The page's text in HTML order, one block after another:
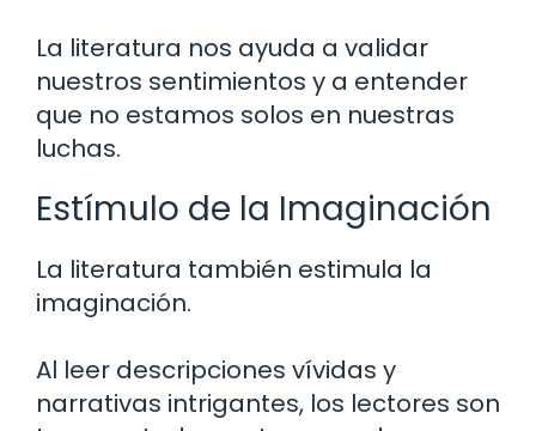
La literatura nos ayuda a validar
nuestros sentimientos y a entender
que no estamos solos en nuestras
luchas.
Estímulo de la Imaginación
La literatura también estimula la
imaginación.
Al leer descripciones vívidas y
narrativas intrigantes, los lectores son